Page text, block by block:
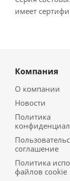
имеет
Компания
О компании
Новости
Политика
соглашение
Политика
файлов cookie